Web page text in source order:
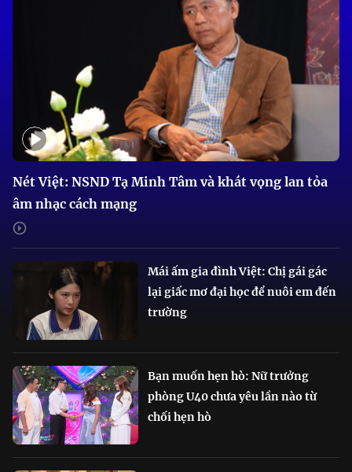
Nét Việt: NSND Tạ Minh Tâm và khát vọng lan tỏa
âm nhạc cách mạng
Mái ấm gia đình Việt: Chị gái gác
lại giấc mơ đại học để nuôi em đến
trường
Bạn muốn hẹn hò: Nữ trưởng
phòng U40 chưa yêu lần nào từ
chối hẹn hò